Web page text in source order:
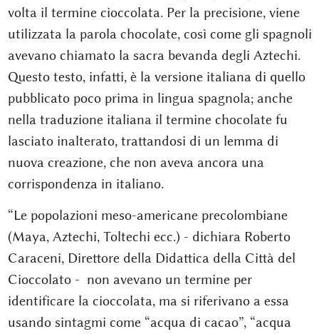
volta il termine cioccolata. Per la precisione, viene
utilizzata la parola chocolate, così come gli spagnoli
avevano chiamato la sacra bevanda degli Aztechi.
Questo testo, infatti, è la versione italiana di quello
pubblicato poco prima in lingua spagnola; anche
nella traduzione italiana il termine chocolate fu
lasciato inalterato, trattandosi di un lemma di
nuova creazione, che non aveva ancora una
corrispondenza in italiano.
“Le popolazioni meso-americane precolombiane
(Maya, Aztechi, Toltechi ecc.) - dichiara Roberto
Caraceni, Direttore della Didattica della Città del
Cioccolato - non avevano un termine per
identificare la cioccolata, ma si riferivano a essa
usando sintagmi come “acqua di cacao”, “acqua